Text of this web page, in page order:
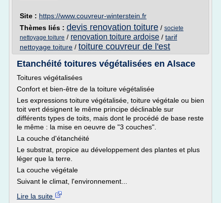
Site : https://www.couvreur-winterstein.fr
Thèmes liés : devis renovation toiture / societe
nettoyage toiture / renovation toiture ardoise / tarif
nettoyage toiture / toiture couvreur de l'est
Etanchéité toitures végétalisées en Alsace
Toitures végétalisées
Confort et bien-être de la toiture végétalisée
Les expressions toiture végétalisée, toiture végétale ou bien
toit vert désignent le même principe déclinable sur
différents types de toits, mais dont le procédé de base reste
le même : la mise en oeuvre de "3 couches".
La couche d'étanchéité
Le substrat, propice au développement des plantes et plus
léger que la terre.
La couche végétale
Suivant le climat, l'environnement...
Lire la suite